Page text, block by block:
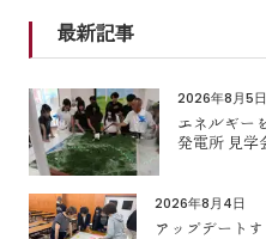
最新記事
2026年8月5日
エネルギー
発電所 見学
2026年8月4日
アップデート